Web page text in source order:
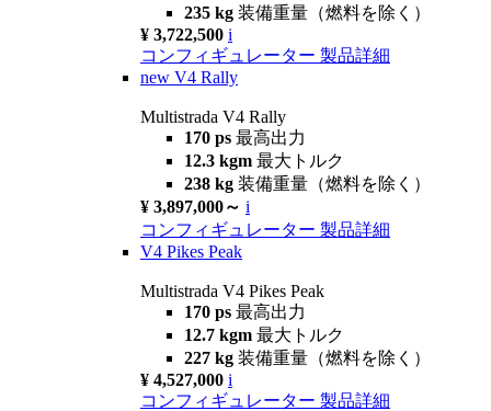
235 kg 装備重量（燃料を除く）
¥ 3,722,500 i
コンフィギュレーター 製品詳細
new V4 Rally
Multistrada V4 Rally
170 ps 最高出力
12.3 kgm 最大トルク
238 kg 装備重量（燃料を除く）
¥ 3,897,000～ i
コンフィギュレーター 製品詳細
V4 Pikes Peak
Multistrada V4 Pikes Peak
170 ps 最高出力
12.7 kgm 最大トルク
227 kg 装備重量（燃料を除く）
¥ 4,527,000 i
コンフィギュレーター 製品詳細